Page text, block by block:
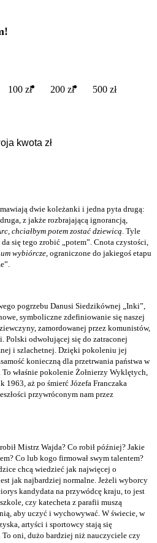
100 zł 200 zł 500 zł
dwie koleżanki i jedna pyta drugą:
z jakże rozbrajającą ignorancją,
, chciałbym potem zostać dziewicą . Tyle
się tego zrobić „potem”. Cnota czystości,
wybiórcze , ograniczone do jakiegoś etapu
pogrzebu Danusi Siedzikównej „Inki”,
symboliczne zdefiniowanie się naszej
zamordowanej przez komunistów,
Polski odwołującej się do zatraconej
i szlachetnej. Dzięki pokoleniu jej
konieczną dla przetrwania państwa w
właśnie pokolenie Żołnierzy Wyklętych,
aż po śmierć Józefa Franczaka
przywróconym nam przez
Mistrz Wajda? Co robił później? Jakie
Co lub kogo firmował swym talentem?
chcą wiedzieć jak najwięcej o
jak najbardziej normalne. Jeżeli wyborcy
kandydata na przywódcę kraju, to jest
czy katecheta z parafii muszą
aby uczyć i wychowywać. W świecie, w
artyści i sportowcy stają się
oni, dużo bardziej niż nauczyciele czy